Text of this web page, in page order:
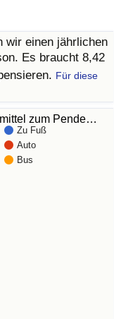
wir einen jährlichen
Es braucht 8,42
Für diese
zum Pende…
Zu Fuß
Auto
Bus
Land